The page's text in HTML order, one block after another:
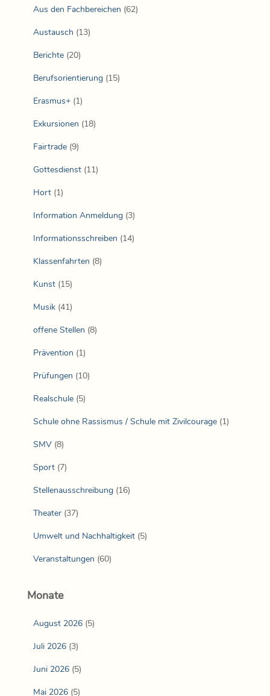
Aus den Fachbereichen (62)
Austausch (13)
Berichte (20)
Berufsorientierung (15)
Erasmus+ (1)
Exkursionen (18)
Fairtrade (9)
Gottesdienst (11)
Hort (1)
Information Anmeldung (3)
Informationsschreiben (14)
Klassenfahrten (8)
Kunst (15)
Musik (41)
offene Stellen (8)
Prävention (1)
Prüfungen (10)
Realschule (5)
Schule ohne Rassismus / Schule mit Zivilcourage (1)
SMV (8)
Sport (7)
Stellenausschreibung (16)
Theater (37)
Umwelt und Nachhaltigkeit (5)
Veranstaltungen (60)
Monate
August 2026 (5)
Juli 2026 (3)
Juni 2026 (5)
Mai 2026 (5)